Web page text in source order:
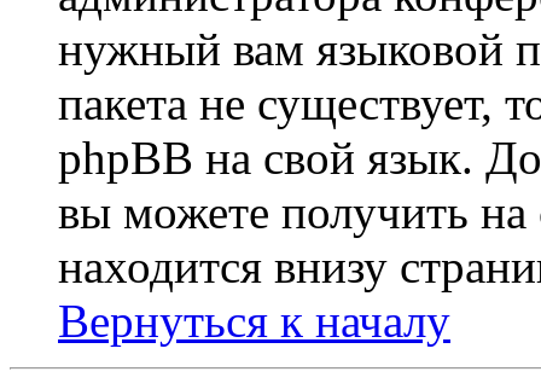
нужный вам языковой
пакета не существует,
phpBB на свой язык.
вы можете получить на
находится внизу
Вернуться к началу